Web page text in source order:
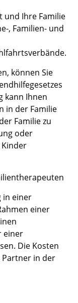
und Ihre Familie
, Familien- und
können Sie
kann Ihnen
in der Familie
Familie zu
oder
in einer
einer
einer
Die Kosten
Partner in der